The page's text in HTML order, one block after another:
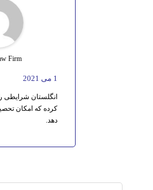
Firm
1 می 2021
انگلستان شرایطی
کرده که امکان
دهد.